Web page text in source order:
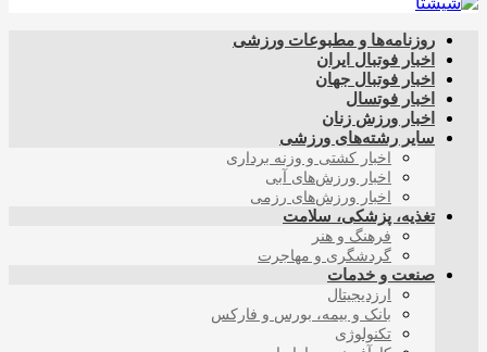
روزنامه‌ها و مطبوعات ورزشی
اخبار فوتبال ایران
اخبار فوتبال جهان
اخبار فوتسال
اخبار ورزش زنان
سایر رشته‌های ورزشی
اخبار کشتی و وزنه برداری
اخبار ورزش‌های آبی
اخبار ورزش‌های رزمی
تغذیه، پزشکی، سلامت
فرهنگ و هنر
گردشگری و مهاجرت
صنعت و خدمات
ارزدیجیتال
بانک و بیمه، بورس و فارکس
تکنولوژی